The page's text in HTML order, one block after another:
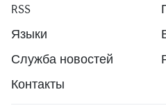
RSS
Языки
Служба новостей
Контакты